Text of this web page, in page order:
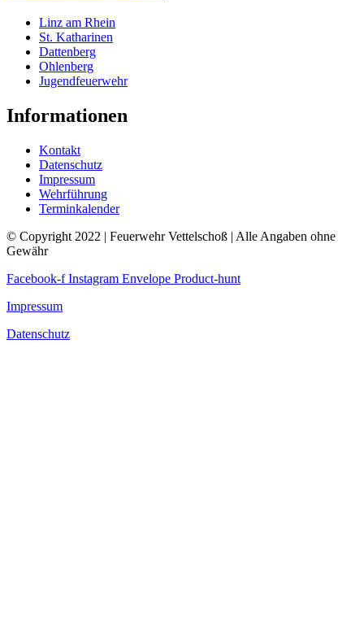
Linz am Rhein
St. Katharinen
Dattenberg
Ohlenberg
Jugendfeuerwehr
Informationen
Kontakt
Datenschutz
Impressum
Wehrführung
Terminkalender
© Copyright 2022 | Feuerwehr Vettelschoß | Alle Angaben ohne
Gewähr
Facebook-f Instagram Envelope Product-hunt
Impressum
Datenschutz